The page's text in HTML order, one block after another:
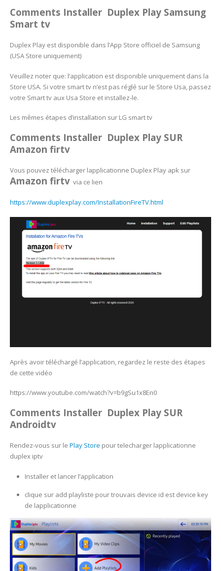
Comments Installer Duplex Play Samsung
Smart tv
Duplex Play est disponible dans l’App Store officiel de Samsung
(USA Store uniquement)
Veuillez noter que: l’application est disponible uniquement dans la
Store USA. Si votre smart tv n’est pas réglé sur le Store Usa, passez
votre Smart tv aux Usa Store et installez-le.
Les mêmes étapes d’installation sur LG smart tv
Comments Installer Duplex Play SUR
Amazon firtv
Vous pouvez télécharger lapplicationne Duplex Play apk sur
Amazon firtv via ce lien
https://www.duplexplay.com/InstallationFireTV.html
Après avoir téléchargé l’application, regardez le reste des étapes
de cette vidéo
https://www.youtube.com/watch?v=b9gSu1x8En0
Comments Installer Duplex Play SUR
Androidtv
Rendez-vous sur le Play Store pour telecharger lapplicationne
duplex iptv
Installer et lancer l’application
clique sur add playliste pour trouvais device id est device key
de lapplicationne